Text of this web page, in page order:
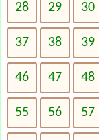
28 29 30
37 38 39
46 47 48
55 56 57